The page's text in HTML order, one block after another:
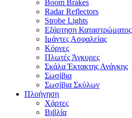
Boom Brakes
Radar Reflectors
Strobe Lights
Εξάρτηση Καταστρώματος
Ιμάντες Ασφαλείας
Κόρνες
Πλωτές Άγκυρες
Σκάλα Έκτακτης Ανάγκης
Σωσίβια
Σωσίβια Σκύλων
Πλοήγηση
Χάρτες
Βιβλία